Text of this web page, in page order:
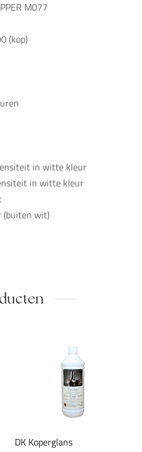
M077
(kop)
in witte kleur
in witte kleur
wit)
DK Koperglans